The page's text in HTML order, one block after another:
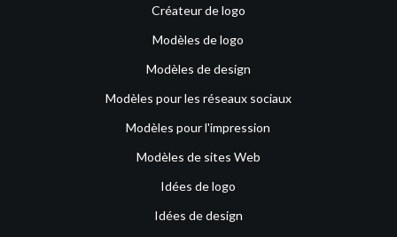
Créateur de logo
Modèles de logo
Modèles de design
Modèles pour les réseaux sociaux
Modèles pour l'impression
Modèles de sites Web
Idées de logo
Idées de design